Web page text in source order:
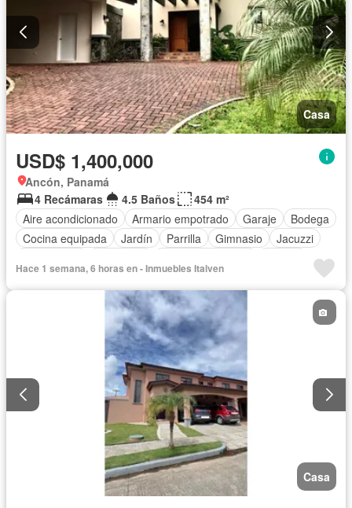
Casa
USD$ 1,400,000
Ancón, Panamá
4 Recámaras
4.5 Baños
454 m²
Aire acondicionado
Armario empotrado Garaje
Bodega
Cocina equipada
Jardín Parrilla Gimnasio
Jacuzzi
Cancha de tenis
Patio
Hace 1 semana, 6 horas en - Inmuebles Italven
Casa